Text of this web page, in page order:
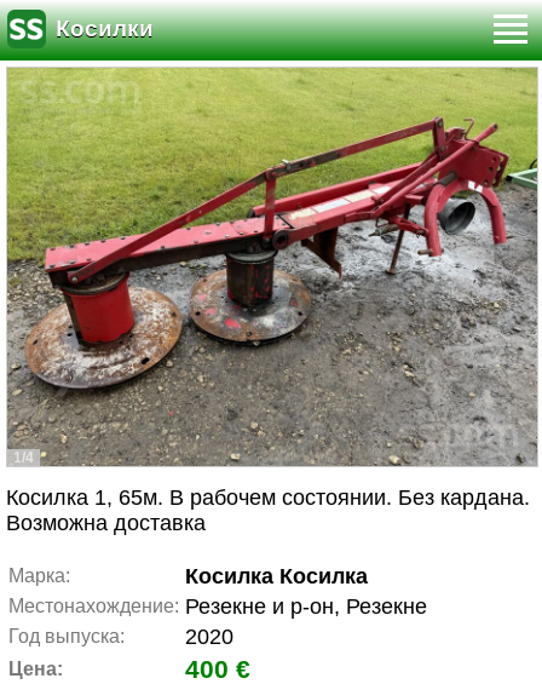
Косилки
1/4
Косилка 1, 65м. В рабочем состоянии. Без кардана.
Возможна доставка
Марка: Косилка Косилка
Местонахождение: Резекне и р-он, Резекне
Год выпуска: 2020
Цена: 400 €